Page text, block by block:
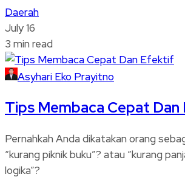
Daerah
July 16
3 min read
Asyhari Eko Prayitno
Tips Membaca Cepat
Pernahkah Anda dikatakan orang
“kurang piknik buku”? atau “kurang
logika”?